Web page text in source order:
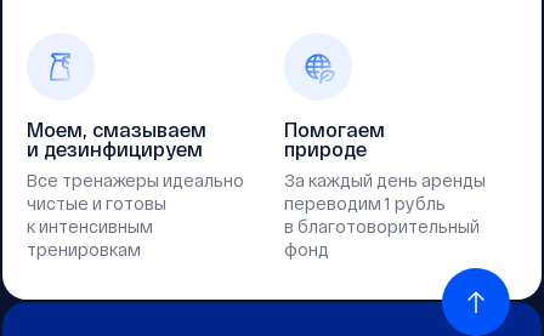
Моем, смазываем
и дезинфицируем
Все тренажеры идеально
чистые и готовы
к интенсивным
тренировкам
Помогаем
природе
За каждый день аренды
переводим 1 рубль
в благотоворительный
фонд